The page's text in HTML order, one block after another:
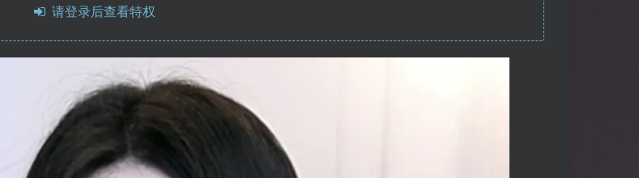
请登录后查看特权